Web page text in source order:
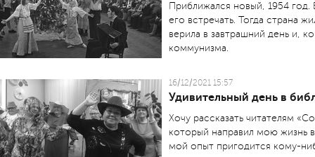
Приближался новый, 1954 год.
его встречать. Тогда страна
верила в завтрашний день и,
коммунизма.
16/12/2021 15:57
Удивительный день в
Хочу рассказать читателям
который направил мою жизнь
мой опыт пригодится кому-